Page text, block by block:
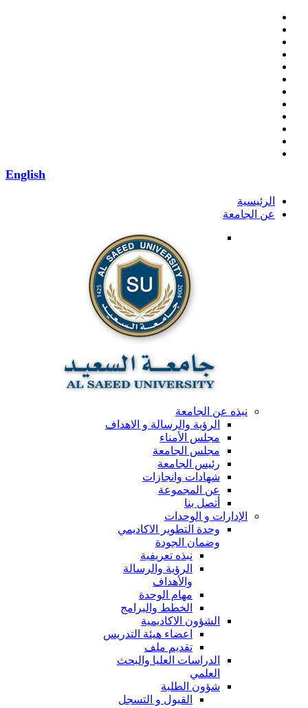
English
الرئيسية
عن الجامعة
نبذه عن الجامعة
الرؤية والرسالة و الاهداف
مجلس الأمناء
مجلس الجامعة
رئيس الجامعة
شهادات وانجازات
عن المجموعة
أتصل بنا
الإدارات و الوحدات
وحدة التطوير الاكاديمي
وضمان الجودة
نبذه تعريفية
الرؤية والرسالة
والأهداف
مهام الوحدة
الخطط والبرامج
الشؤون الاكاديمية
اعضاء هيئة التدريس
تقديم ملف
الدراسات العليا والبحث
العلمي
شؤون الطلبة
القبول و التسجل